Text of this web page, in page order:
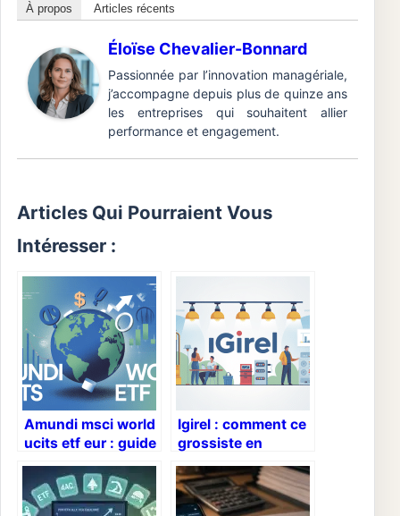
À propos Articles récents
Éloïse Chevalier-Bonnard
Passionnée par l’innovation managériale,
j’accompagne depuis plus de quinze ans
les entreprises qui souhaitent allier
performance et engagement.
Articles Qui Pourraient Vous
Intéresser :
Amundi msci world
ucits etf eur : guide
complet pour
investir
sereinement
Igirel : comment ce
grossiste en
électricité peut
servir vos projets